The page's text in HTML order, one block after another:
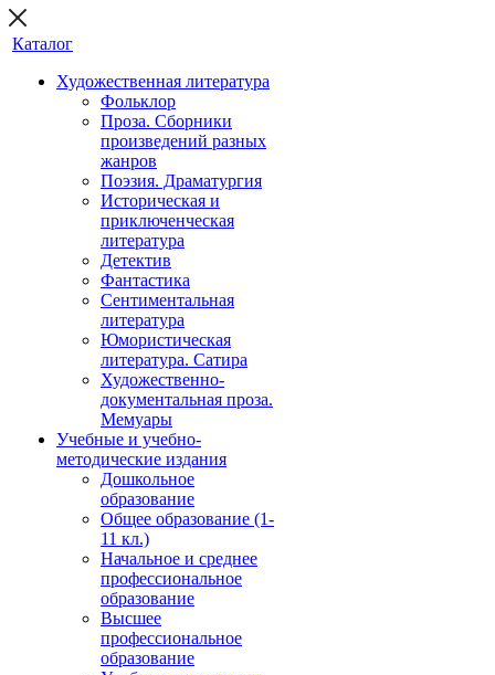
Каталог
Художественная литература
Фольклор
Проза. Сборники
произведений разных
жанров
Поэзия. Драматургия
Историческая и
приключенческая
литература
Детектив
Фантастика
Сентиментальная
литература
Юмористическая
литература. Сатира
Художественно-
документальная проза.
Мемуары
Учебные и учебно-
методические издания
Дошкольное
образование
Общее образование (1-
11 кл.)
Начальное и среднее
профессиональное
образование
Высшее
профессиональное
образование